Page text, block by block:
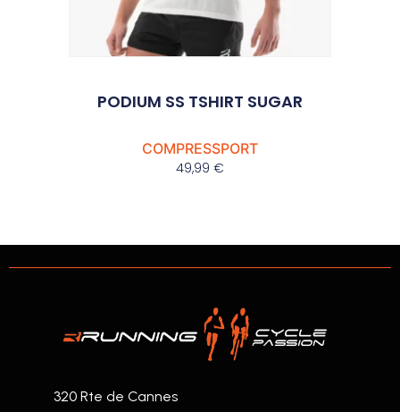
PODIUM SS TSHIRT SUGAR
COMPRESSPORT
49,99 €
320 Rte de Cannes